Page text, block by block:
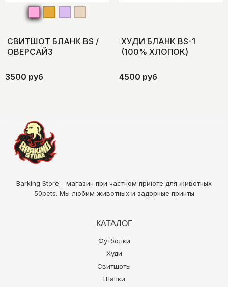
СВИТШОТ БЛАНК BS /
ОВЕРСАЙЗ
3500 руб
ХУДИ БЛАНК BS-1
(100% ХЛОПОК)
4500 руб
Barking Store - магазин при частном приюте для животных
50pets. Мы любим животных и задорные принты
КАТАЛОГ
Футболки
Худи
Свитшоты
Шапки